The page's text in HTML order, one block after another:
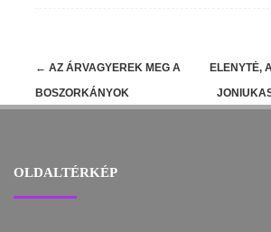
Post
navigation
← AZ ÁRVAGYEREK MEG A
BOSZORKÁNYOK
ELENYTĖ,
OLDALTÉRKÉP